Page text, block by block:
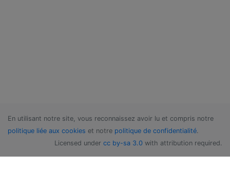
En utilisant notre site, vous reconnaissez avoir lu et compris notre
politique liée aux cookies et notre politique de confidentialité.
Licensed under cc by-sa 3.0 with attribution required.